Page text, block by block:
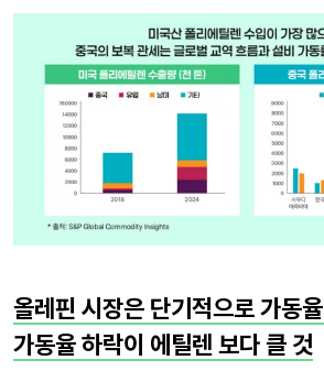
올레핀 시장은 단기적으로 가동
가동율 하락이 에틸렌 보다 클 것